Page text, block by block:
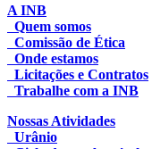
A INB
Quem somos
Comissão de Ética
Onde estamos
Licitações e Contratos
Trabalhe com a INB
Nossas Atividades
Urânio